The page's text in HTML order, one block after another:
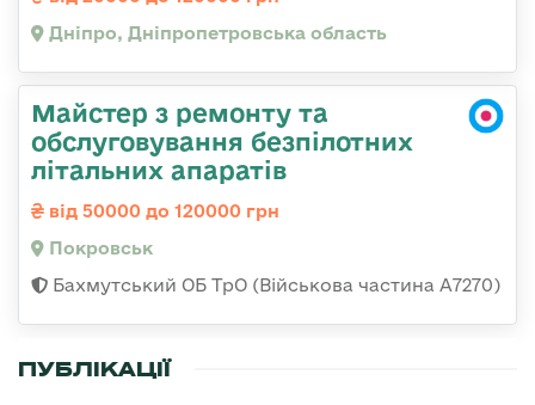
Дніпро, Дніпропетровська область
Майстер з ремонту та
обслуговування безпілотних
літальних апаратів
від 50000 до 120000 грн
Покровськ
Бахмутський ОБ ТрО (Військова частина А7270)
ПУБЛІКАЦІЇ